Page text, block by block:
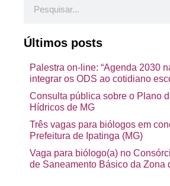
Últimos posts
Palestra on-line: “Agenda 2030
integrar os ODS ao cotidiano
Consulta pública sobre o Plano
Hídricos de MG
Três vagas para biólogos em
Prefeitura de Ipatinga (MG)
Vaga para biólogo(a) no
de Saneamento Básico da Zona